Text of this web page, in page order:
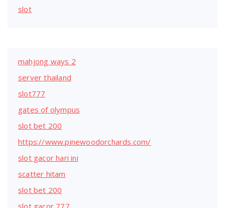
slot
mahjong ways 2
server thailand
slot777
gates of olympus
slot bet 200
https://www.pinewoodorchards.com/
slot gacor hari ini
scatter hitam
slot bet 200
slot gacor 777